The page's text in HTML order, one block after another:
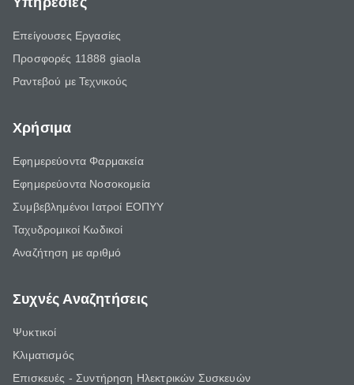
Επείγουσες Εργασίες
Προσφορές 11888 giaola
Ραντεβού με Τεχνικούς
Χρήσιμα
Εφημερεύοντα Φαρμακεία
Εφημερεύοντα Νοσοκομεία
Συμβεβλημένοι Ιατροί ΕΟΠΥΥ
Ταχυδρομικοί Κωδικοί
Αναζήτηση με αριθμό
Συχνές Αναζητήσεις
Ψυκτικοί
Κλιματισμός
Επισκευές - Συντήρηση Ηλεκτρικών Συσκευών